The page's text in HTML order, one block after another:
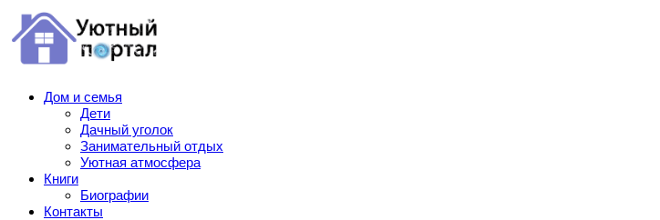
Дом и семья
Дети
Дачный уголок
Занимательный отдых
Уютная атмосфера
Книги
Биографии
Контакты